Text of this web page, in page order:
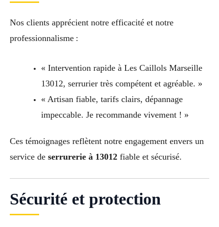
Nos clients apprécient notre efficacité et notre
professionnalisme :
« Intervention rapide à Les Caillols Marseille
13012, serrurier très compétent et agréable. »
« Artisan fiable, tarifs clairs, dépannage
impeccable. Je recommande vivement ! »
Ces témoignages reflètent notre engagement envers un
service de serrurerie à 13012 fiable et sécurisé.
Sécurité et protection